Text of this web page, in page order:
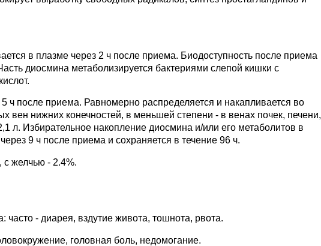
в плазме через 2 ч после приема. Биодоступность после приема
диосмина метаболизируется бактериями слепой кишки с
ч после приема. Равномерно распределяется и накапливается во
вен нижних конечностей, в меньшей степени - в венах почек, печени,
л. Избирательное накопление диосмина и/или его метаболитов в
9 ч после приема и сохраняется в течение 96 ч.
с желчью - 2.4%.
часто - диарея, вздутие живота, тошнота, рвота.
головная боль, недомогание.